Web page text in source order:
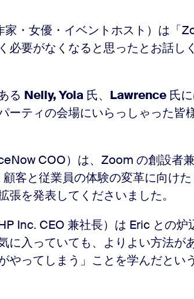
家・女優・イベントホスト）は「
必要がなくなると思ったとお話し
る Nelly, Yola氏、 Lawrence氏に
ーティの会場にいらっしゃった皆
COO）は、Zoom の創設者
顧客と従業員の体験の変革に向け
張を発表してくださいました。
Inc. CEO 兼社長）は Eric との炉
に入っていても、よりよい方法が
やってしまう」ことを学んだとい